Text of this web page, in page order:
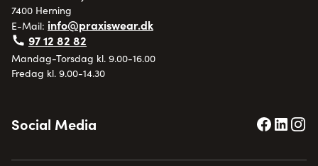
7400 Herning
E-Mail: info@praxiswear.dk
97 12 82 82
Mandag-Torsdag kl. 9.00-16.00
Fredag kl. 9.00-14.30
Social Media